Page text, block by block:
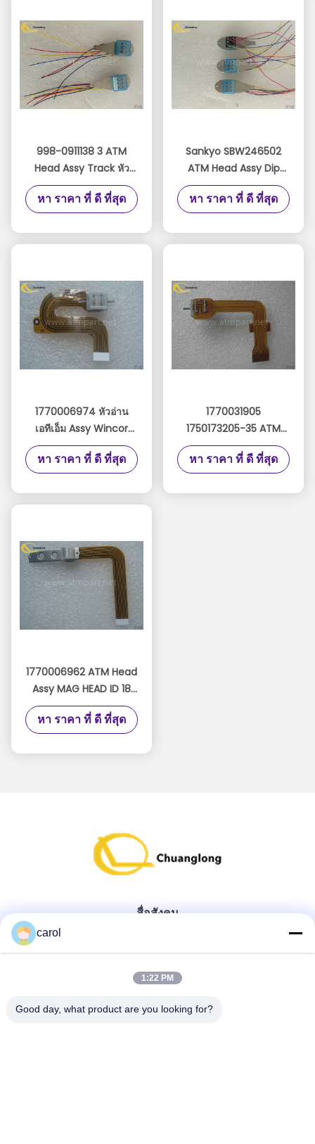
998-0911138 3 ATM
Head Assy Track หัว
อ่านสำหรับ DIP READER
CH 1,2,3 อ่าน 9980911138
หา ราคา ที่ ดี ที่สุด
Sankyo SBW246502
ATM Head Assy Dip
Readers TK 1,2,3 Read
ICM 330 Magnetic
หา ราคา ที่ ดี ที่สุด
1770006974 หัวอ่าน
เอทีเอ็ม Assy Wincor
V2X หัวอ่านแม่เหล็ก
49997854 4999785-4
หา ราคา ที่ ดี ที่สุด
1770031905
1750173205-35 ATM
Head Assy Wincor
V2CU หัวอ่านแม่เหล็ก
หา ราคา ที่ ดี ที่สุด
1770006962 ATM Head
Assy MAG HEAD ID 18
01770006962 หัวอ่าน
Wincor Nixdorf
หา ราคา ที่ ดี ที่สุด
สื่อสังคม
ติดต่อด่วน
carol
1:22 PM
Good day, what product are you looking for?